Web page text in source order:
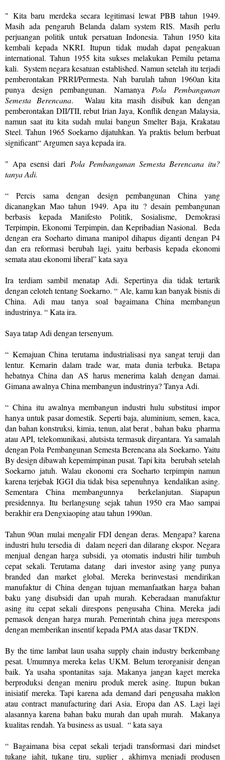
" Kita baru merdeka secara legitimasi lewat PBB tahun 1949.
Masih ada pengaruh Belanda dalam system RIS. Masih perlu
perjuangan politik untuk persatuan Indonesia. Tahun 1950 kita
kembali kepada NKRI. Itupun tidak mudah dapat pengakuan
international. Tahun 1955 kita sukses melakukan Pemilu petama
kali. System negara kesatuan established. Namun setelah itu terjadi
pemberontakan PRRI/Permesta. Nah barulah tahun 1960an kita
punya design pembangunan. Namanya Pola Pembangunan
Semesta Berencana. Walau kita masih disibuk kan dengan
pemberontakan DII/TII, rebut Irian Jaya, Konflik dengan Malaysia,
namun saat itu kita sudah mulai bangun Smelter Baja, Krakatau
Steel. Tahun 1965 Soekarno dijatuhkan. Ya praktis belum berbuat
significant“ Argumen saya kepada ira.
" Apa esensi dari Pola Pembangunan Semesta Berencana itu?
tanya Adi.
“ Percis sama dengan design pembangunan China yang
dicanangkan Mao tahun 1949. Apa itu ? desain pembangunan
berbasis kepada Manifesto Politik, Sosialisme, Demokrasi
Terpimpin, Ekonomi Terpimpin, dan Kepribadian Nasional.
Beda
dengan era Soeharto dimana manipol dihapus diganti dengan P4
dan era reformasi berubah lagi, yaitu berbasis kepada ekonomi
semata atau ekonomi liberal” kata saya
Ira terdiam sambil menatap Adi. Sepertinya dia tidak tertarik
dengan celoteh tentang Soekarno. “ Ale, kamu kan banyak bisnis di
China. Adi mau tanya soal bagaimana China membangun
industrinya. “ Kata ira.
Saya tatap Adi dengan tersenyum.
“ Kemajuan China terutama industrialisasi nya sangat teruji dan
lentur. Kemarin dalam trade war, mata dunia terbuka. Betapa
hebatnya China dan AS harus menerima kalah dengan damai.
Gimana awalnya China membangun industrinya? Tanya Adi.
“ China itu awalnya membangun industri hulu substitusi impor
hanya untuk pasar domestik. Seperti baja, aluminium, semen, kaca,
dan bahan konstruksi, kimia, tenun, alat berat , bahan baku pharma
atau API, telekomunikasi, alutsista termasuk dirgantara. Ya samalah
dengan Pola Pembangunan Semesta Berencana ala Soekarno. Yaitu
By design dibawah kepemimpinan pusat. Tapi kita berubah setelah
Soekarno jatuh. Walau ekonomi era Soeharto terpimpin namun
karena terjebak IGGI dia tidak bisa sepenuhnya kendalikan asing.
Sementara China membangunnya
berkelanjutan. Siapapun
presidennya. Itu berlangsung sejak tahun 1950 era Mao sampai
berakhir era Dengxiaoping atau tahun 1990an.
Tahun 90an mulai mengalir FDI dengan deras. Mengapa? karena
industri hulu tersedia di dalam negeri dan dilarang ekspor. Negara
menjual dengan harga subsidi, ya otomatis industri hilir tumbuh
cepat sekali. Terutama datang
dari investor asing yang punya
branded dan market global. Mereka berinvestasi mendirikan
manufaktur di China dengan tujuan memanfaatkan harga bahan
baku yang disubsidi dan upah murah. Keberadaan manufaktur
asing itu cepat sekali direspons pengusaha China. Mereka jadi
pemasok dengan harga murah. Pemerintah china juga merespons
dengan memberikan insentif kepada PMA atas dasar TKDN.
By the time lambat laun usaha supply chain industry berkembang
pesat. Umumnya mereka kelas UKM. Belum terorganisir dengan
baik. Ya usaha spontanitas saja. Makanya jangan kaget mereka
berproduksi dengan meniru produk merek asing. Itupun bukan
inisiatif mereka. Tapi karena ada demand dari pengusaha maklon
atau contract manufacturing dari Asia, Eropa dan AS. Lagi lagi
alasannya karena bahan baku murah dan upah murah.
Makanya
kualitas rendah. Ya business as usual. “ kata saya
“ Bagaimana bisa cepat sekali terjadi transformasi dari mindset
tukang jahit, tukang tiru, suplier , akhirnya menjadi produsen